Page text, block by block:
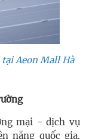
Aeon Mall Hà
mại - dịch vụ
năng quốc gia.